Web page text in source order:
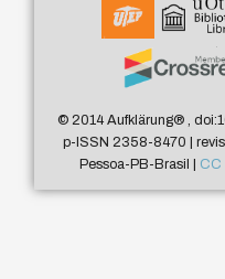
© 2014 Aufklärung®,
p-ISSN 2358-8470 |
Pessoa-PB-Brasil | CC